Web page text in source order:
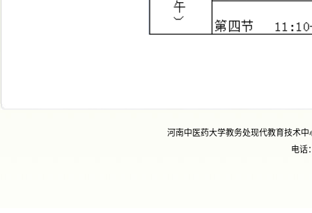
河南中医药大学教务处现代教育技术
电话